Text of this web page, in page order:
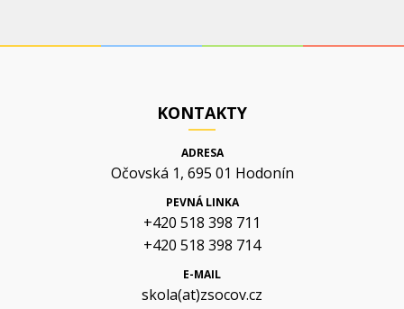
KONTAKTY
ADRESA
Očovská 1, 695 01 Hodonín
PEVNÁ LINKA
+420 518 398 711
+420 518 398 714
E-MAIL
skola(at)zsocov.cz